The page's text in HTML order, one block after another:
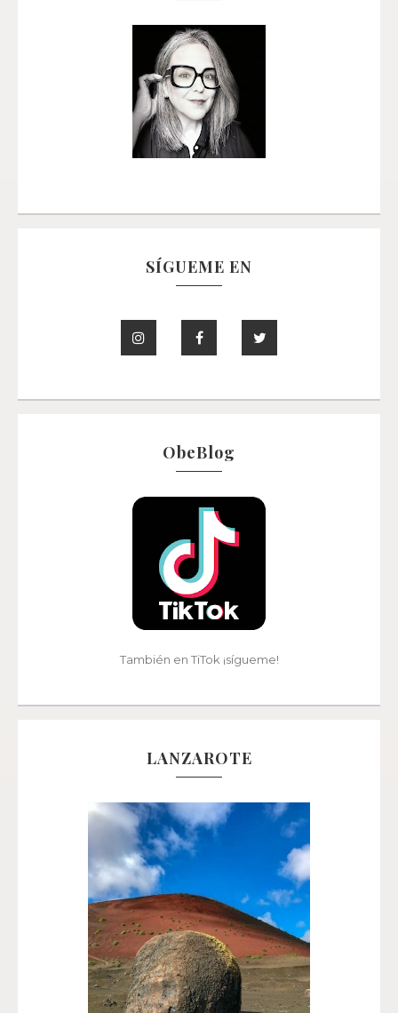
SÍGUEME EN
ObeBlog
También en TiTok ¡sígueme!
LANZAROTE